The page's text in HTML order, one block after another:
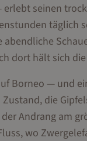
seinen
täglich
dort hält sich
Borneo — und
die
Andrang am
wo